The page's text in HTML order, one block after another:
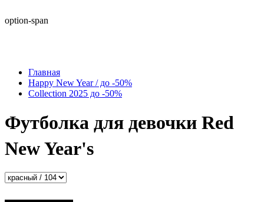
option-span
Главная
Happy New Year / до -50%
Collection 2025 до -50%
Футболка для девочки Red
New Year's